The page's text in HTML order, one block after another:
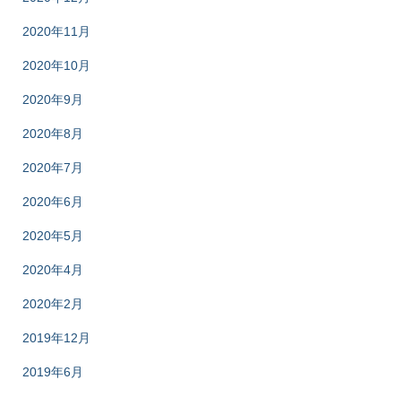
2020年11月
2020年10月
2020年9月
2020年8月
2020年7月
2020年6月
2020年5月
2020年4月
2020年2月
2019年12月
2019年6月